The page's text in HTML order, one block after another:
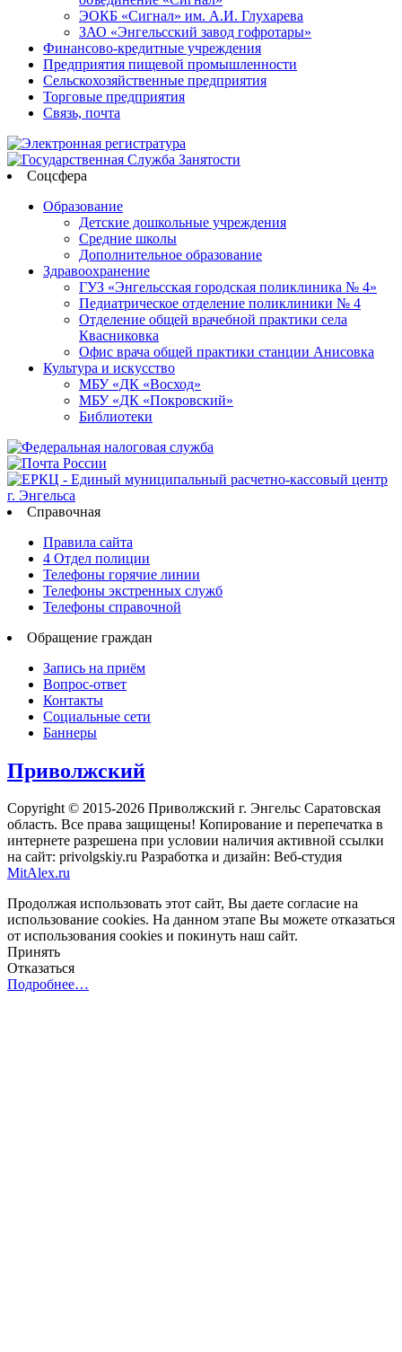
ЭОКБ «Сигнал» им. А.И. Глухарева
ЗАО «Энгельсский завод гофротары»
Финансово-кредитные учреждения
Предприятия пищевой промышленности
Сельскохозяйственные предприятия
Торговые предприятия
Связь, почта
Соцсфера
Образование
Детские дошкольные учреждения
Средние школы
Дополнительное образование
Здравоохранение
ГУЗ «Энгельсская городская поликлиника № 4»
Педиатрическое отделение поликлиники № 4
Отделение общей врачебной практики села
Квасниковка
Офис врача общей практики станции Анисовка
Культура и искусство
МБУ «ДК «Восход»
МБУ «ДК «Покровский»
Библиотеки
Справочная
Правила сайта
4 Отдел полиции
Телефоны горячие линии
Телефоны экстренных служб
Телефоны справочной
Обращение граждан
Запись на приём
Вопрос-ответ
Контакты
Социальные сети
Баннеры
Приволжский
Copyright © 2015-2026 Приволжский г. Энгельс Саратовская
область. Все права защищены! Копирование и перепечатка в
интернете разрешена при условии наличия активной ссылки
на сайт: privolgskiy.ru Разработка и дизайн: Веб-студия
MitAlex.ru
Продолжая использовать этот сайт, Вы даете согласие на
использование cookies. На данном этапе Вы можете отказаться
от использования cookies и покинуть наш сайт.
Принять
Отказаться
Подробнее…